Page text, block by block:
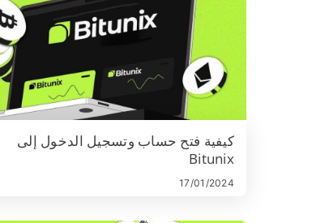
كيفية فتح حساب وتسجيل الدخول إلى
Bitunix
17/01/2024